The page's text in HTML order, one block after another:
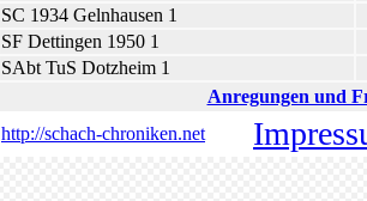
SC 1934 Gelnhausen 1
SF Dettingen 1950 1
SAbt TuS Dotzheim 1
Anregungen und
http://schach-chroniken.net